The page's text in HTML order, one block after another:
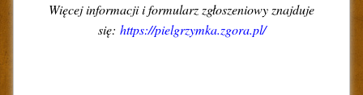
Więcej informacji i formularz zgłoszeniowy znajduje
się: https://pielgrzymka.zgora.pl/